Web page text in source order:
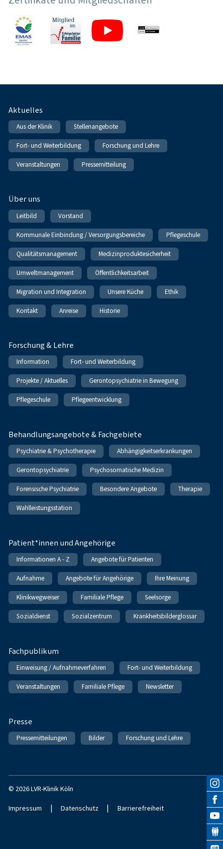
Fußnavigation
Aktuelles
Aus der Klinik Stellenangebote
Fort- und Weiterbildung Forschung und Lehre
Veranstaltungen Pressemitteilung
Über uns
Leitbild Vorstand
Kommunale Einbindung / Versorgungsbereiche Pflegeschule
Qualitätsmanagement Medizinproduktesicherheit
Umweltmanagement Öffentlichkeitsarbeit
Migration und Integration Unsere Küche Ethik
Kontakt Anreise Historie
Forschung & Lehre
Information Fort- und Weiterbildung
Projekte / Aktuelles Gerontopsychiatrie in Bewegung
Pflegeschule Pflegeentwicklung
Behandlungsangebote & Fachgebiete
Psychiatrie & Psychotherapie Abhängigkeitserkrankungen
Gerontopsychiatrie Psychosomatische Medizin
Forensische Psychiatrie Besondere Angebote Therapie
Wahlleistungsstation
Patient*innen und Angehörige
Informationen A - Z Angebote für Patienten
Aufnahme Angebote für Angehörige Ihre Meinung
Klinikwegweiser Familiale Pflege Seelsorge
Sozialdienst Sozialzentrum Krankheitsbilderglossar
Fachpublikum
Einweisung / Aufnahmeverfahren Fort- und Weiterbildung
Veranstaltungen Familiale Pflege Newsletter
Presse
Pressemitteilungen Bilder Forschung und Lehre
© 2026 LVR-Klinik Köln
Impressum | Datenschutz | Barrierefreiheit